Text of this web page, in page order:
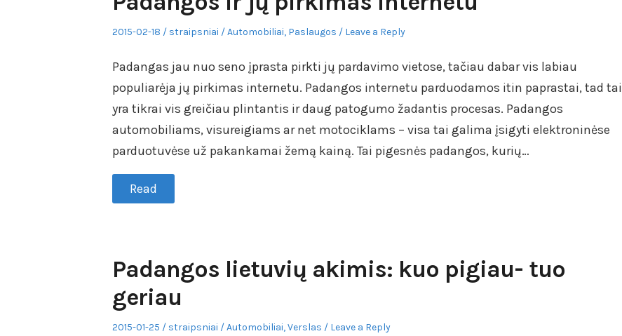
Posted
2015-02-18 Author
straipsniai
Posted
Automobiliai, Paslaugos Leave a Reply
Padangas jau nuo seno įprasta pirkti jų pardavimo vietose, tačiau dabar vis labiau
populiarėja jų pirkimas internetu. Padangos internetu parduodamos itin paprastai, tad tai
yra tikrai vis greičiau plintantis ir daug patogumo žadantis procesas. Padangos
automobiliams, visureigiams ar net motociklams – visa tai galima įsigyti elektroninėse
parduotuvėse už pakankamai žemą kainą. Tai pigesnės padangos, kurių…
Read
Padangos lietuvių akimis: kuo pigiau- tuo
geriau
Posted
2015-01-25 Author
straipsniai
Posted
Automobiliai,Verslas Leave a Reply